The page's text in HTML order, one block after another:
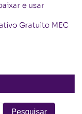
e usar
Gratuito MEC